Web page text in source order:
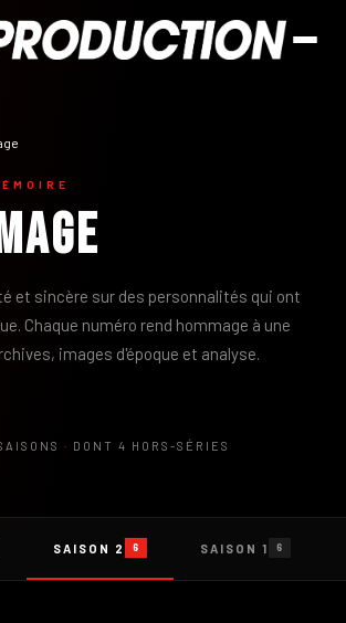
et sincère sur des personnalités qui ont
Chaque numéro rend hommage à une
images d'époque et analyse.
· DONT 4 HORS-SÉRIES
SAISON 2 6 SAISON 1 6